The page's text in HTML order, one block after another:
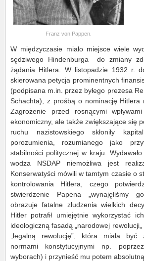
Franz von Pappen.
W międzyczasie miało miejsce wiele
sędziwego Hindenburga do zmiany
żądania Hitlera. W listopadzie 1932 r.
skierowana petycja prominentnych
(podpisana m.in. przez byłego prezesa
Schachta), z prośbą o nominację Hitlera
Zagrożenie przed rosnącymi
ekonomiczny, ale także zwiększające się
ruchu nazistowskiego skłoniły
porozumienia, rozumianego jako
stabilności politycznej w kraju.
wodza NSDAP niemożliwa jest
Konserwatyści mówili w tamtym czasie o
kontrolowania Hitlera, czego
stwierdzenie Papena „wynajęliśmy
obrazuje fatalne złudzenia wielkich
Hitler potrafił umiejętnie wykorzystać
ideologiczną fasadą „narodowej
„legalną rewolucję”, która miała
normami konstytucyjnymi np.
wyborach) i przynieść mu potem absolutną